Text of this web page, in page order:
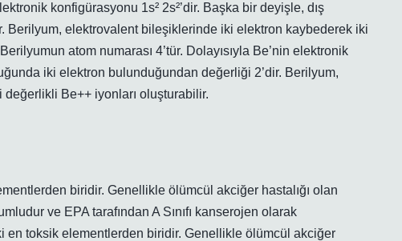
konfigürasyonu 1s² 2s²’dir. Başka bir deyişle, dış
Berilyum, elektrovalent bileşiklerinde iki elektron kaybederek iki
atom numarası 4’tür. Dolayısıyla Be’nin elektronik
iki elektron bulunduğundan değerliği 2’dir. Berilyum,
Be++ iyonları oluşturabilir.
biridir. Genellikle ölümcül akciğer hastalığı olan
ve EPA tarafından A Sınıfı kanserojen olarak
en toksik elementlerden biridir. Genellikle ölümcül akciğer